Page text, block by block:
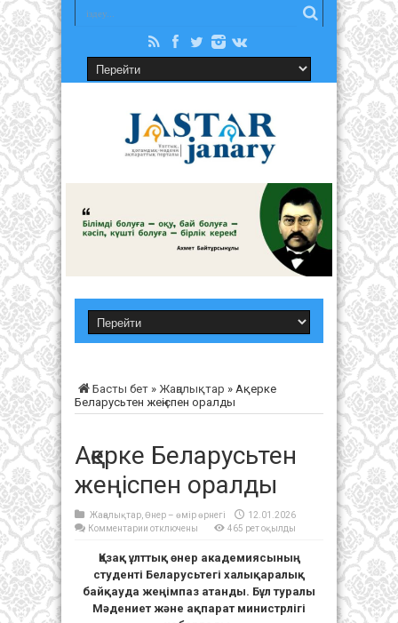
Басты бет » Жаңалықтар » Ақерке
Беларусьтен жеңіспен оралды
Ақерке Беларусьтен
жеңіспен оралды
Жаңалықтар Өнер – өмір өрнегі
12.01.2026
Комментарии к
Беларусьтен
жеңіспен
оралды
отключены 465 рет оқылды
Қазақ ұлттық өнер академиясының
студенті Беларусьтегі халықаралық
байқауда жеңімпаз атанды. Бұл туралы
Мәдениет және ақпарат министрлігі